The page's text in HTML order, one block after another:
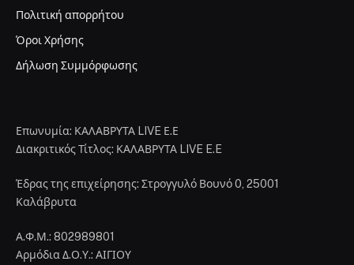
Πολιτική απορρήτου
Όροι Χρήσης
Δήλωση Συμμόρφωσης
Επωνυμία: ΚΑΛΑΒΡΥΤΑ LIVE Ε.Ε
Διακριτικός Τίτλος: ΚΑΛΑΒΡΥΤΑ LIVE E.E
Έδρας της επιχείρησης: Στρογγυλό Βουνό 0, 25001
Καλάβρυτα
Α.Φ.Μ.: 802989801
Αρμόδια Δ.Ο.Υ.: ΑΙΓΙΟΥ